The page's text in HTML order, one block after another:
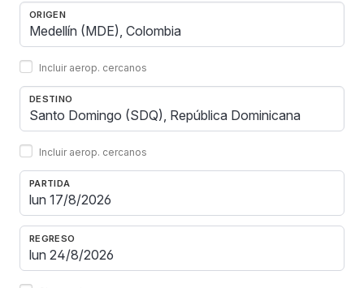
ORIGEN
Incluir aerop. cercanos
DESTINO
Incluir aerop. cercanos
PARTIDA
REGRESO